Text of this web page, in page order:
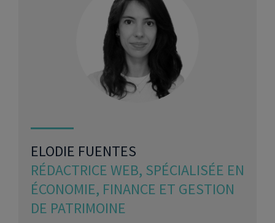
ELODIE FUENTES
RÉDACTRICE WEB, SPÉCIALISÉE EN
ÉCONOMIE, FINANCE ET GESTION
DE PATRIMOINE